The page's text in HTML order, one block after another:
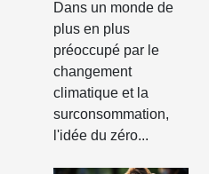
adopter pour
sauver la
planète
Dans un monde de
plus en plus
préoccupé par le
changement
climatique et la
surconsommation,
l'idée du zéro...